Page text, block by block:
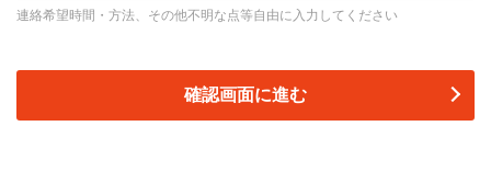
連絡希望時間・方法、その他不明な点等自由に入力してください